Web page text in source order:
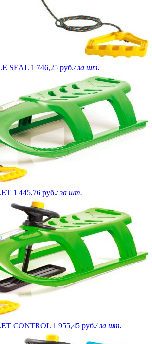
SEAL 1 746,25 руб./ за шт.
1 445,76 руб./ за шт.
CONTROL 1 955,45 руб./ за шт.